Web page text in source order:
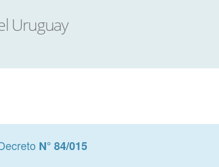
N° 84/015